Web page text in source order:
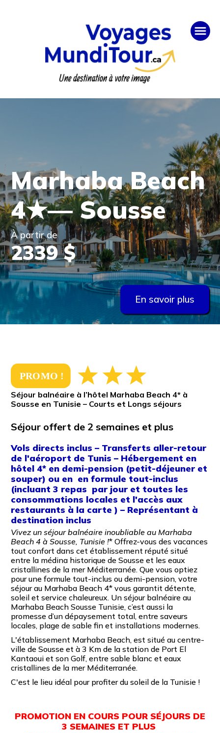
Marhaba Beach
4★— Sousse
À partir de
2339 $
En savoir plus
Séjour balnéaire à l’hôtel Marhaba Beach 4* à
Sousse en Tunisie – Courts et Longs séjours
Séjour offert de 2 semaines et plus
Vols directs inclus – Transferts aller-retour
de l'aéroport de Tunis – Hébergement en
hôtel 4* en demi-pension (petit-déjeuner et
souper) ou en en formule tout-inclus
(incluant 3 repas par jour et toutes les
consommations locales et l'accès aux
restaurants à la carte ) – Représentant à
destination inclus
Vivez un séjour balnéaire inoubliable au Marhaba
Beach 4 à Sousse, Tunisie !* Offrez-vous des vacances
tout confort dans cet établissement réputé situé
entre la médina historique de Sousse et les eaux
cristallines de la mer Méditerranée. Que vous optiez
pour une formule tout-inclus ou demi-pension, votre
séjour au Marhaba Beach 4* vous garantit détente,
soleil et service chaleureux. Un séjour balnéaire au
Marhaba Beach Sousse Tunisie, c’est aussi la
promesse d’un dépaysement total, entre saveurs
locales, plage de sable fin et installations modernes.
L'établissement Marhaba Beach, est situé au centre-
ville de Sousse et à 3 Km de la station de Port El
Kantaoui et son Golf, entre sable blanc et eaux
cristallines de la mer Méditerranée.
C'est le lieu idéal pour profiter du soleil de la Tunisie !
PROMOTION EN COURS POUR SÉJOURS DE
3 SEMAINES ET PLUS